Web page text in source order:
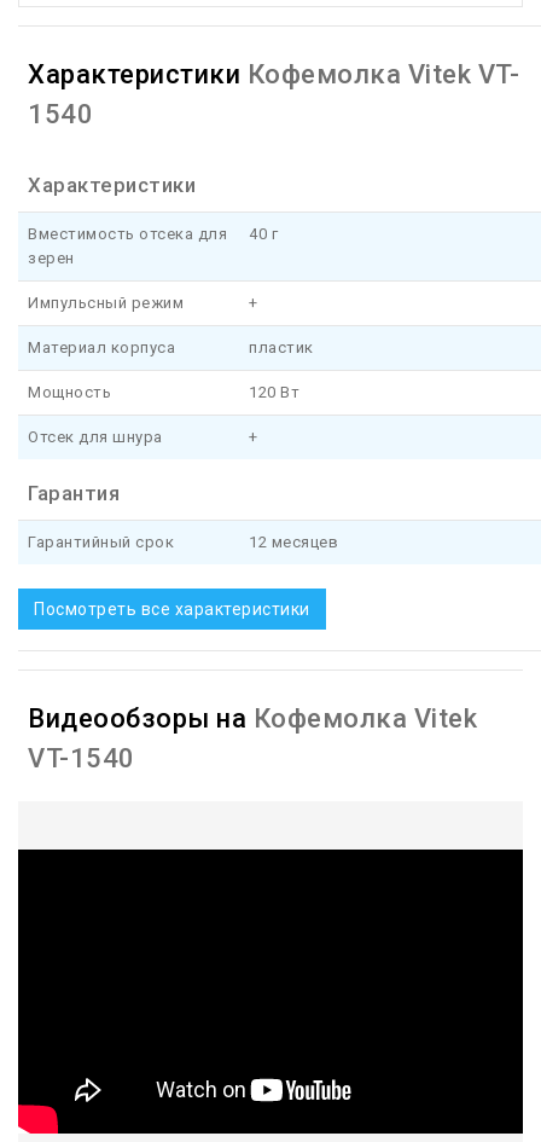
Характеристики Кофемолка Vitek VT-
1540
Характеристики
Вместимость отсека для
зерен
40 г
Импульсный режим +
Материал корпуса пластик
Мощность 120 Вт
Отсек для шнура +
Гарантия
Гарантийный срок 12 месяцев
Посмотреть все характеристики
Видеообзоры на Кофемолка Vitek
VT-1540